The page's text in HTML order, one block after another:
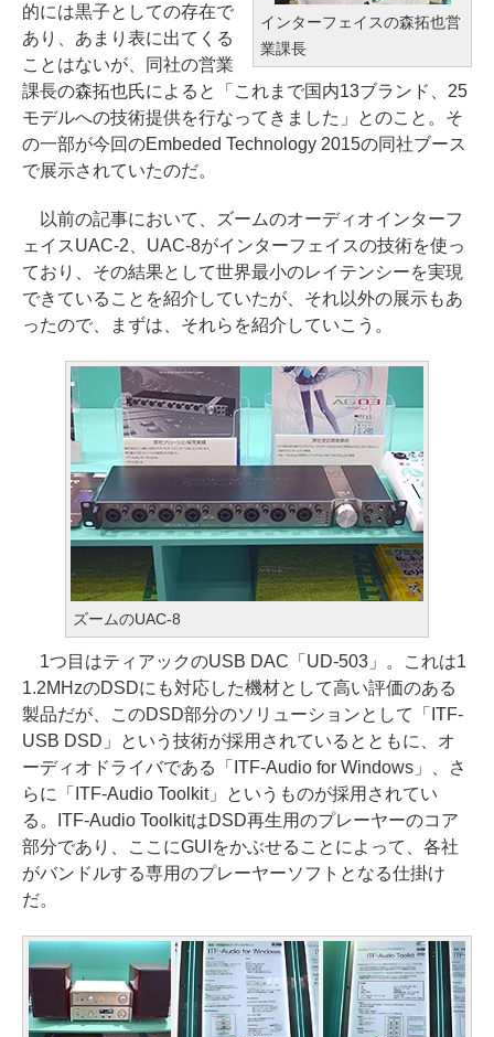
インターフェイスの森拓也営
業課長
的には黒子としての存在で
あり、あまり表に出てくる
ことはないが、同社の営業
課長の森拓也氏によると「これまで国内13ブランド、25
モデルへの技術提供を行なってきました」とのこと。そ
の一部が今回のEmbeded Technology 2015の同社ブース
で展示されていたのだ。
以前の記事において、ズームのオーディオインターフ
ェイスUAC-2、UAC-8がインターフェイスの技術を使っ
ており、その結果として世界最小のレイテンシーを実現
できていることを紹介していたが、それ以外の展示もあ
ったので、まずは、それらを紹介していこう。
ズームのUAC-8
1つ目はティアックのUSB DAC「UD-503」。これは1
1.2MHzのDSDにも対応した機材として高い評価のある
製品だが、このDSD部分のソリューションとして「ITF-
USB DSD」という技術が採用されているとともに、オ
ーディオドライバである「ITF-Audio for Windows」、さ
らに「ITF-Audio Toolkit」というものが採用されてい
る。ITF-Audio ToolkitはDSD再生用のプレーヤーのコア
部分であり、ここにGUIをかぶせることによって、各社
がバンドルする専用のプレーヤーソフトとなる仕掛け
だ。